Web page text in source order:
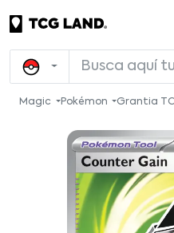
Magic Pokémon Grantia